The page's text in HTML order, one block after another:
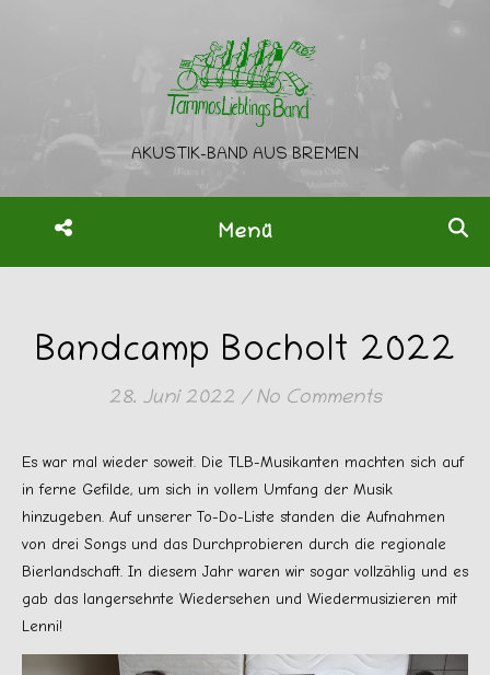
AKUSTIK-BAND AUS BREMEN
Menü
Bandcamp Bocholt 2022
28. Juni 2022 / No Comments
Es war mal wieder soweit. Die TLB-Musikanten machten sich auf
in ferne Gefilde, um sich in vollem Umfang der Musik
hinzugeben. Auf unserer To-Do-Liste standen die Aufnahmen
von drei Songs und das Durchprobieren durch die regionale
Bierlandschaft. In diesem Jahr waren wir sogar vollzählig und es
gab das langersehnte Wiedersehen und Wiedermusizieren mit
Lenni!